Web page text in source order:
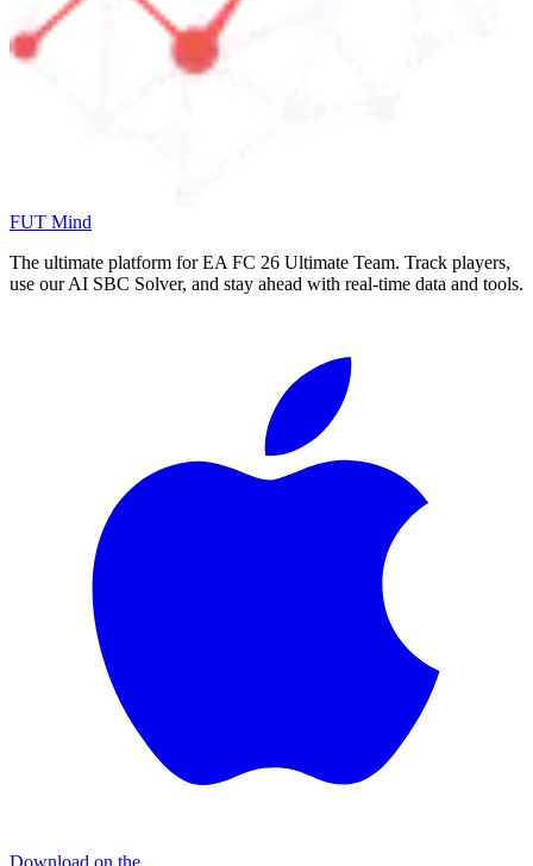
FUT Mind
The ultimate platform for EA FC 26 Ultimate Team. Track players,
use our AI SBC Solver, and stay ahead with real-time data and tools.